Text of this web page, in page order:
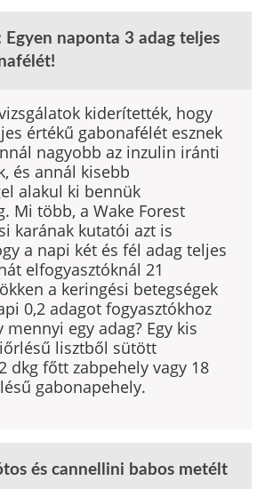
Egyen naponta 3 adag teljes
kiderítették, hogy
értékű gabonafélét esznek
nagyobb az inzulin iránti
és annál kisebb
alakul ki bennük
Mi több, a Wake Forest
karának kutatói azt is
a napi két és fél adag teljes
elfogyasztóknál 21
a keringési betegségek
0,2 adagot fogyasztókhoz
mennyi egy adag? Egy kis
lisztből sütött
dkg főtt zabpehely vagy 18
gabonapehely.
és cannellini babos metélt